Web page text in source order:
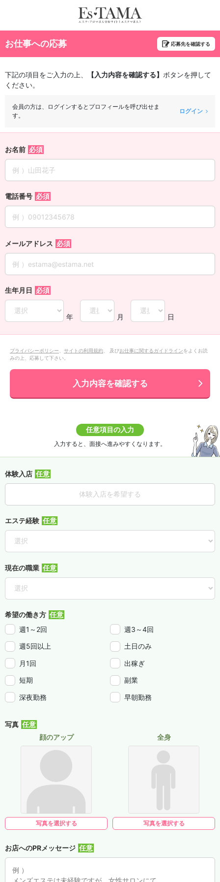
お仕事への応募 応募先を確認する
下記の項目をご入力の上、 【入力内容を確認する】 ボタンを押して
ください。
会員の方は、ログインするとプロフィールを呼び出せま
す。
ログイン
お名前
電話番号
メールアドレス
生年月日
年 月 日
プライバシーポリシー サイトの利用規約 、 及びお仕事に関するガイドラインをよくお読
みの上、応募して下さい。
入力内容を確認する
任意項目の入力
入力すると、面接へ進みやすくなります。
体験入店
体験入店を希望する
エステ経験
現在の職業
希望の働き方
週1～2回
週3～4回
週5回以上 土日のみ
月1回 出稼ぎ
短期 副業
深夜勤務 早朝勤務
写真
顔のアップ
写真を選択する
全身
写真を選択する
お店へのPRメッセージ